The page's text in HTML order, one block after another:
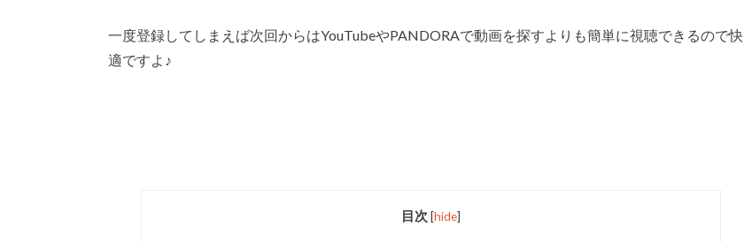
一度登録してしまえば次回からはYouTubeやPANDORAで動画を探すよりも簡単に視聴できるので快
適ですよ♪
目次 [hide]